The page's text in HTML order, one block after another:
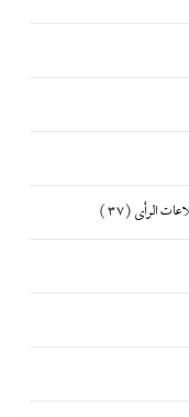
الرأى (37)